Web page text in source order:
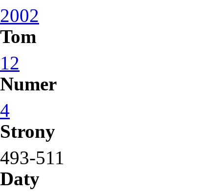
2002
Tom
12
Numer
4
Strony
493-511
Daty